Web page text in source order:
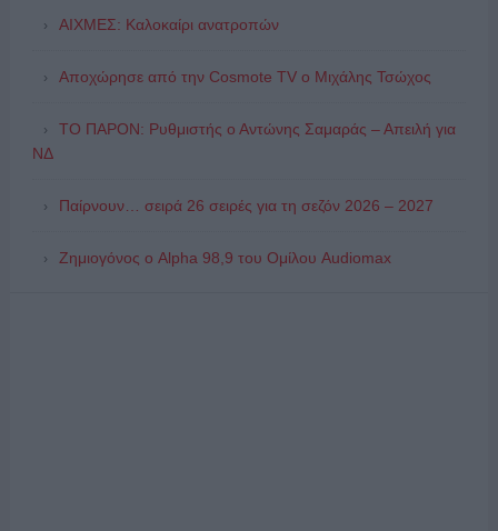
ΑΙΧΜΕΣ: Καλοκαίρι ανατροπών
Αποχώρησε από την Cosmote TV o Μιχάλης Τσώχος
ΤΟ ΠΑΡΟΝ: Ρυθμιστής ο Αντώνης Σαμαράς – Απειλή για
ΝΔ
Παίρνουν… σειρά 26 σειρές για τη σεζόν 2026 – 2027
Ζημιογόνος ο Alpha 98,9 του Ομίλου Audiomax